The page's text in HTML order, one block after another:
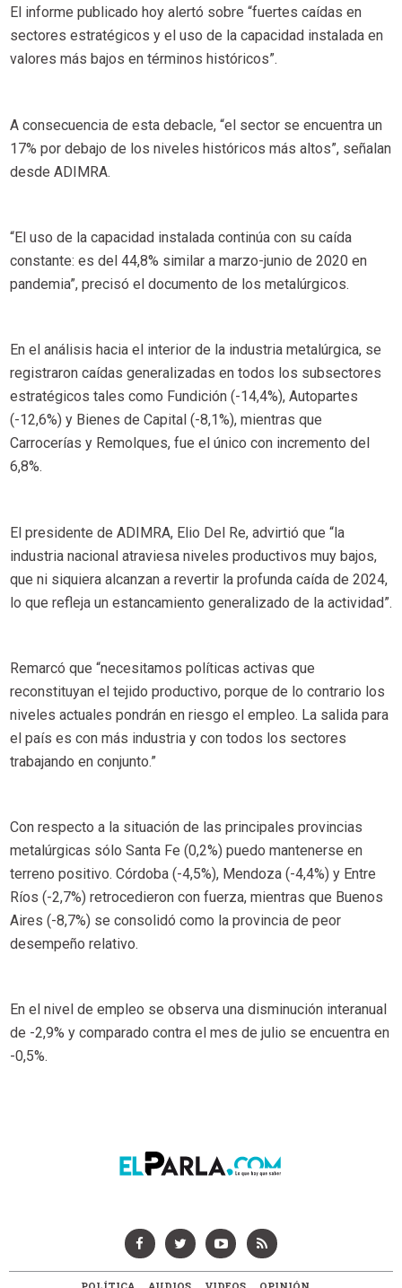
El informe publicado hoy alertó sobre “fuertes caídas en
sectores estratégicos y el uso de la capacidad instalada en
valores más bajos en términos históricos”.
A consecuencia de esta debacle, “el sector se encuentra un
17% por debajo de los niveles históricos más altos”, señalan
desde ADIMRA.
“El uso de la capacidad instalada continúa con su caída
constante: es del 44,8% similar a marzo-junio de 2020 en
pandemia”, precisó el documento de los metalúrgicos.
En el análisis hacia el interior de la industria metalúrgica, se
registraron caídas generalizadas en todos los subsectores
estratégicos tales como Fundición (-14,4%), Autopartes
(-12,6%) y Bienes de Capital (-8,1%), mientras que
Carrocerías y Remolques, fue el único con incremento del
6,8%.
El presidente de ADIMRA, Elio Del Re, advirtió que “la
industria nacional atraviesa niveles productivos muy bajos,
que ni siquiera alcanzan a revertir la profunda caída de 2024,
lo que refleja un estancamiento generalizado de la actividad”.
Remarcó que “necesitamos políticas activas que
reconstituyan el tejido productivo, porque de lo contrario los
niveles actuales pondrán en riesgo el empleo. La salida para
el país es con más industria y con todos los sectores
trabajando en conjunto.”
Con respecto a la situación de las principales provincias
metalúrgicas sólo Santa Fe (0,2%) puedo mantenerse en
terreno positivo. Córdoba (-4,5%), Mendoza (-4,4%) y Entre
Ríos (-2,7%) retrocedieron con fuerza, mientras que Buenos
Aires (-8,7%) se consolidó como la provincia de peor
desempeño relativo.
En el nivel de empleo se observa una disminución interanual
de -2,9% y comparado contra el mes de julio se encuentra en
-0,5%.